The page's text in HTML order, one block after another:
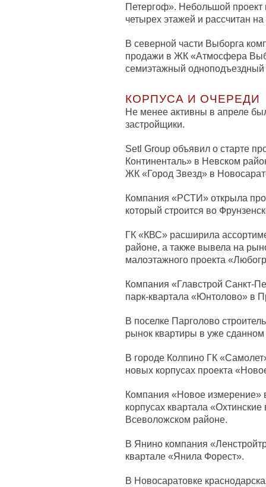
Петергоф». Небольшой проект
четырех этажей и рассчитан
В северной части Выборга
продажи в ЖК «Атмосфера
семиэтажный одноподъездный
КОРПУСА И ОЧЕРЕДИ
Не менее активны в апреле
застройщики.
Setl Group объявил о старте
Континенталь» в Невском
ЖК «Город Звезд» в
Компания «РСТИ» открыла
который строится во
ГК «КВС» расширила
районе, а также вывела на
малоэтажного проекта
Компания «Главстрой Санкт-
парк-квартала «Юнтолово» в
В поселке Парголово
рынок квартиры в уже
В городе Колпино ГК
новых корпусах проекта
Компания «Новое измерение»
корпусах квартала
Всеволожском районе.
В Янино компания
квартале «Янила Форест».
В Новосаратовке